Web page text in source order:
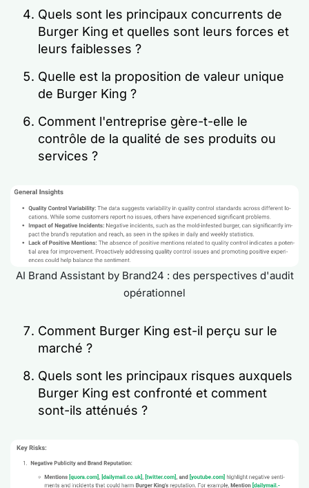
Quels sont les principaux concurrents de
Burger King et quelles sont leurs forces et
leurs faiblesses ?
Quelle est la proposition de valeur unique
de Burger King ?
Comment l'entreprise gère-t-elle le
contrôle de la qualité de ses produits ou
services ?
AI Brand Assistant by Brand24 : des perspectives d'audit
opérationnel
Comment Burger King est-il perçu sur le
marché ?
Quels sont les principaux risques auxquels
Burger King est confronté et comment
sont-ils atténués ?